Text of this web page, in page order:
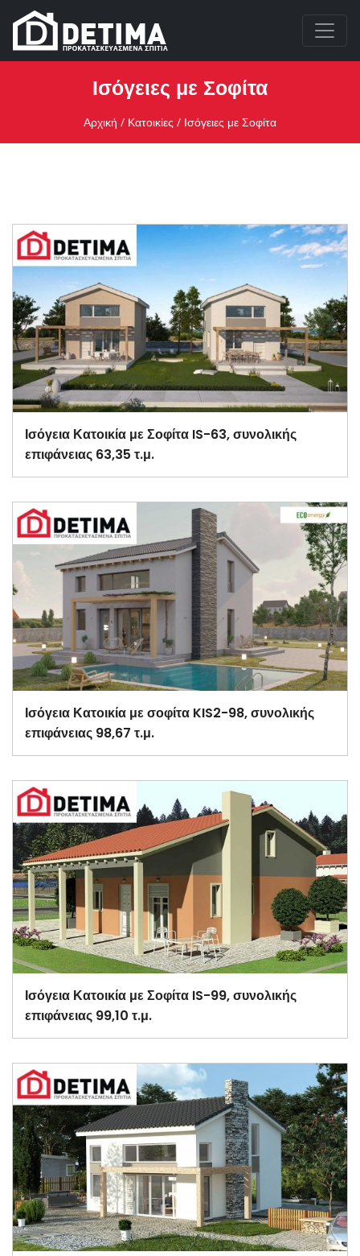
Ισόγειες με Σοφίτα
Αρχική / Κατοικίες / Ισόγειες με Σοφίτα
Ισόγεια Κατοικία με Σοφίτα IS-63, συνολικής
επιφάνειας 63,35 τ.μ.
Ισόγεια Κατοικία με σοφίτα KIS2-98, συνολικής
επιφάνειας 98,67 τ.μ.
Ισόγεια Κατοικία με Σοφίτα IS-99, συνολικής
επιφάνειας 99,10 τ.μ.